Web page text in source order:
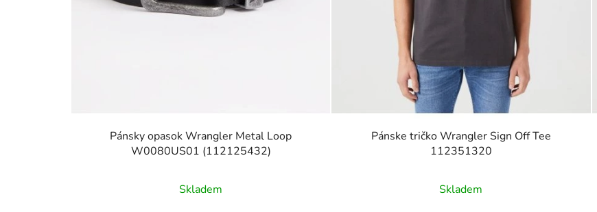
Pánsky opasok Wrangler Metal Loop
W0080US01 (112125432)
Skladem
Pánske tričko Wrangler Sign Off Tee
112351320
Skladem